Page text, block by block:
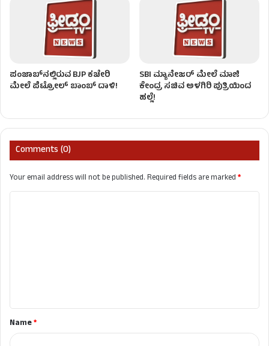
ಪಂಜಾಬ್‌ನಲ್ಲಿರುವ BJP ಕಚೇರಿ
ಮೇಲೆ ಪೆಟ್ರೋಲ್ ಬಾಂಬ್ ದಾಳಿ!
SBI ಮ್ಯಾನೇಜರ್‌ ಮೇಲೆ ಮಾಜಿ
ಕೇಂದ್ರ ಸಚಿವ ಅಳಗಿರಿ ಪುತ್ರಿಯಿಂದ
ಹಲ್ಲೆ!
Comments (0)
Your email address will not be published.Required fields are marked*
t
*Name*